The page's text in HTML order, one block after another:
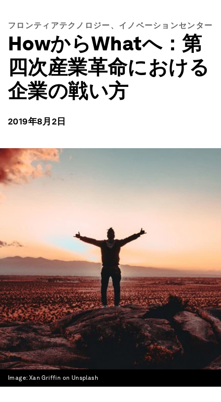
フロンティアテクノロジー、イノベーションセンター
HowからWhatへ：第
四次産業革命における
企業の戦い方
2019年8月2日
Image: Xan Griffin on Unsplash